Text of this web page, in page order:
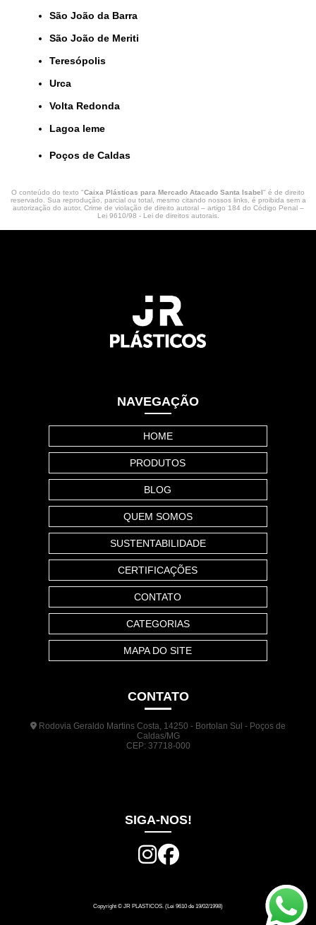
São João da Barra
São João de Meriti
Teresópolis
Urca
Volta Redonda
lagoa leme
Poços de Caldas
O conteúdo do texto "Caixa Plásticas para Mercado Atacado Santa Isabel" é de direito
reservado. Sua reprodução, parcial ou total, mesmo citando nossos links, é proibida sem a
autorização do autor. Crime de violação de direito autoral – artigo 184 do Código Penal –
Lei 9610/98 - Lei de direitos autorais.
NAVEGAÇÃO
HOME
PRODUTOS
BLOG
QUEM SOMOS
SUSTENTABILIDADE
CERTIFICAÇÕES
CONTATO
CATEGORIAS
MAPA DO SITE
CONTATO
Rodovia Geraldo Martins Costa, 14250 - Bortolan Sul - Poços de
Caldas/MG
CEP: 37718-000
SIGA-NOS!
Copyright © JR PLASTICOS. (Lei 9610 de 19/02/1998)